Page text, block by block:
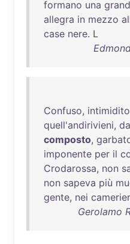
formano una
allegra in mezzo
case nere. L
Confuso, intimidito
quell'andirivieni, da
composto,
imponente per il
Crodarossa, non
non sapeva più
gente, nei
Gerolamo